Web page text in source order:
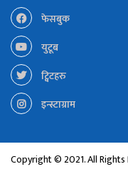
फेसबुक
युटूब
ट्विटहरु
इन्स्टाग्राम
Copyright © 2021. All Rights